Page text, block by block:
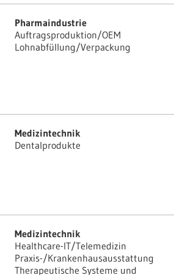
Pharmaindustrie
Auftragsproduktion/OEM
Lohnabfüllung/Verpackung
Medizintechnik
Dentalprodukte
Medizintechnik
Healthcare-IT/Telemedizin
Praxis-/Krankenhausausstattung
Therapeutische Systeme und